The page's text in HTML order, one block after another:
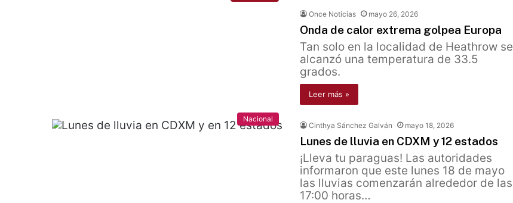
Once Noticias mayo 26, 2026
Onda de calor extrema golpea Europa
Tan solo en la localidad de Heathrow se
alcanzó una temperatura de 33.5
grados.
Leer más »
Nacional
Cinthya Sánchez Galván mayo 18, 2026
Lunes de lluvia en CDXM y 12 estados
¡Lleva tu paraguas! Las autoridades
informaron que este lunes 18 de mayo
las lluvias comenzarán alrededor de las
17:00 horas…